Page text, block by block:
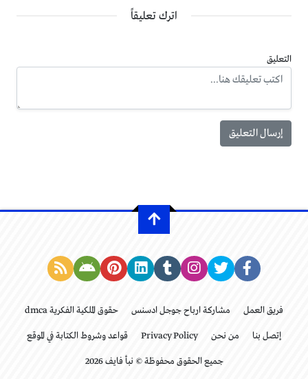
اترك تعليقاً
التعليق
فريق العمل مشاركة ارباح جوجل ادسنس حقوق الملكية الفكرية dmca
إتصل بنا من نحن Privacy Policy قواعد وشروط الكتابة في الموقع
جميع الحقوق محفوظة © نبأ فايف 2026